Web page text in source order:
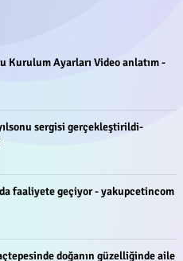
Kurulum Ayarları Video anlatım -
sergisi gerçekleştirildi-
faaliyete geçiyor - yakupcetincom
doğanın güzelliğinde aile